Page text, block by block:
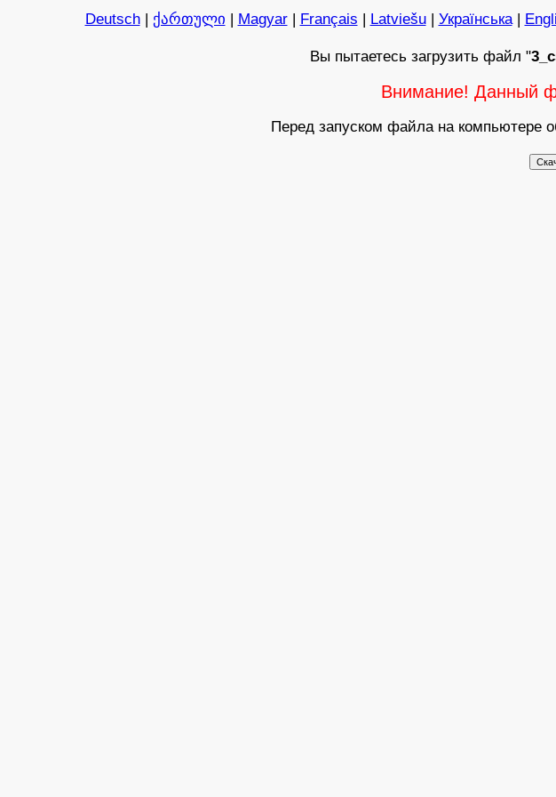
Deutsch| ქართული | Magyar| Français | Latviešu| Українська|
Вы пытаетесь загрузить файл "
Внимание! Данный
Перед запуском файла на компьютере